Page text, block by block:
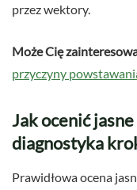
przez wektory.
Może Cię
przyczyny
Jak ocenić
diagnostyka
Prawidłowa ocena